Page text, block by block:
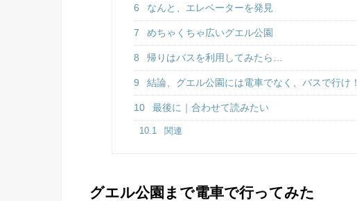
6 なんと、エレベーターを発見
7 めちゃくちゃ広いグエル公園
8 帰りはバスを利用してみたら…
9 結論、グエル公園には電車でなく、バスで行け！
10 最後に｜合わせて読みたい
10.1 関連
グエル公園まで電車で行ってみた